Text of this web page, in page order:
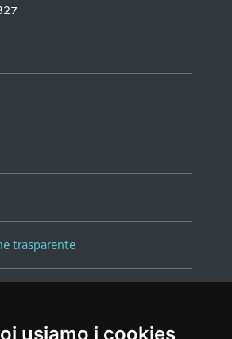
usiamo i cookies
trasparente